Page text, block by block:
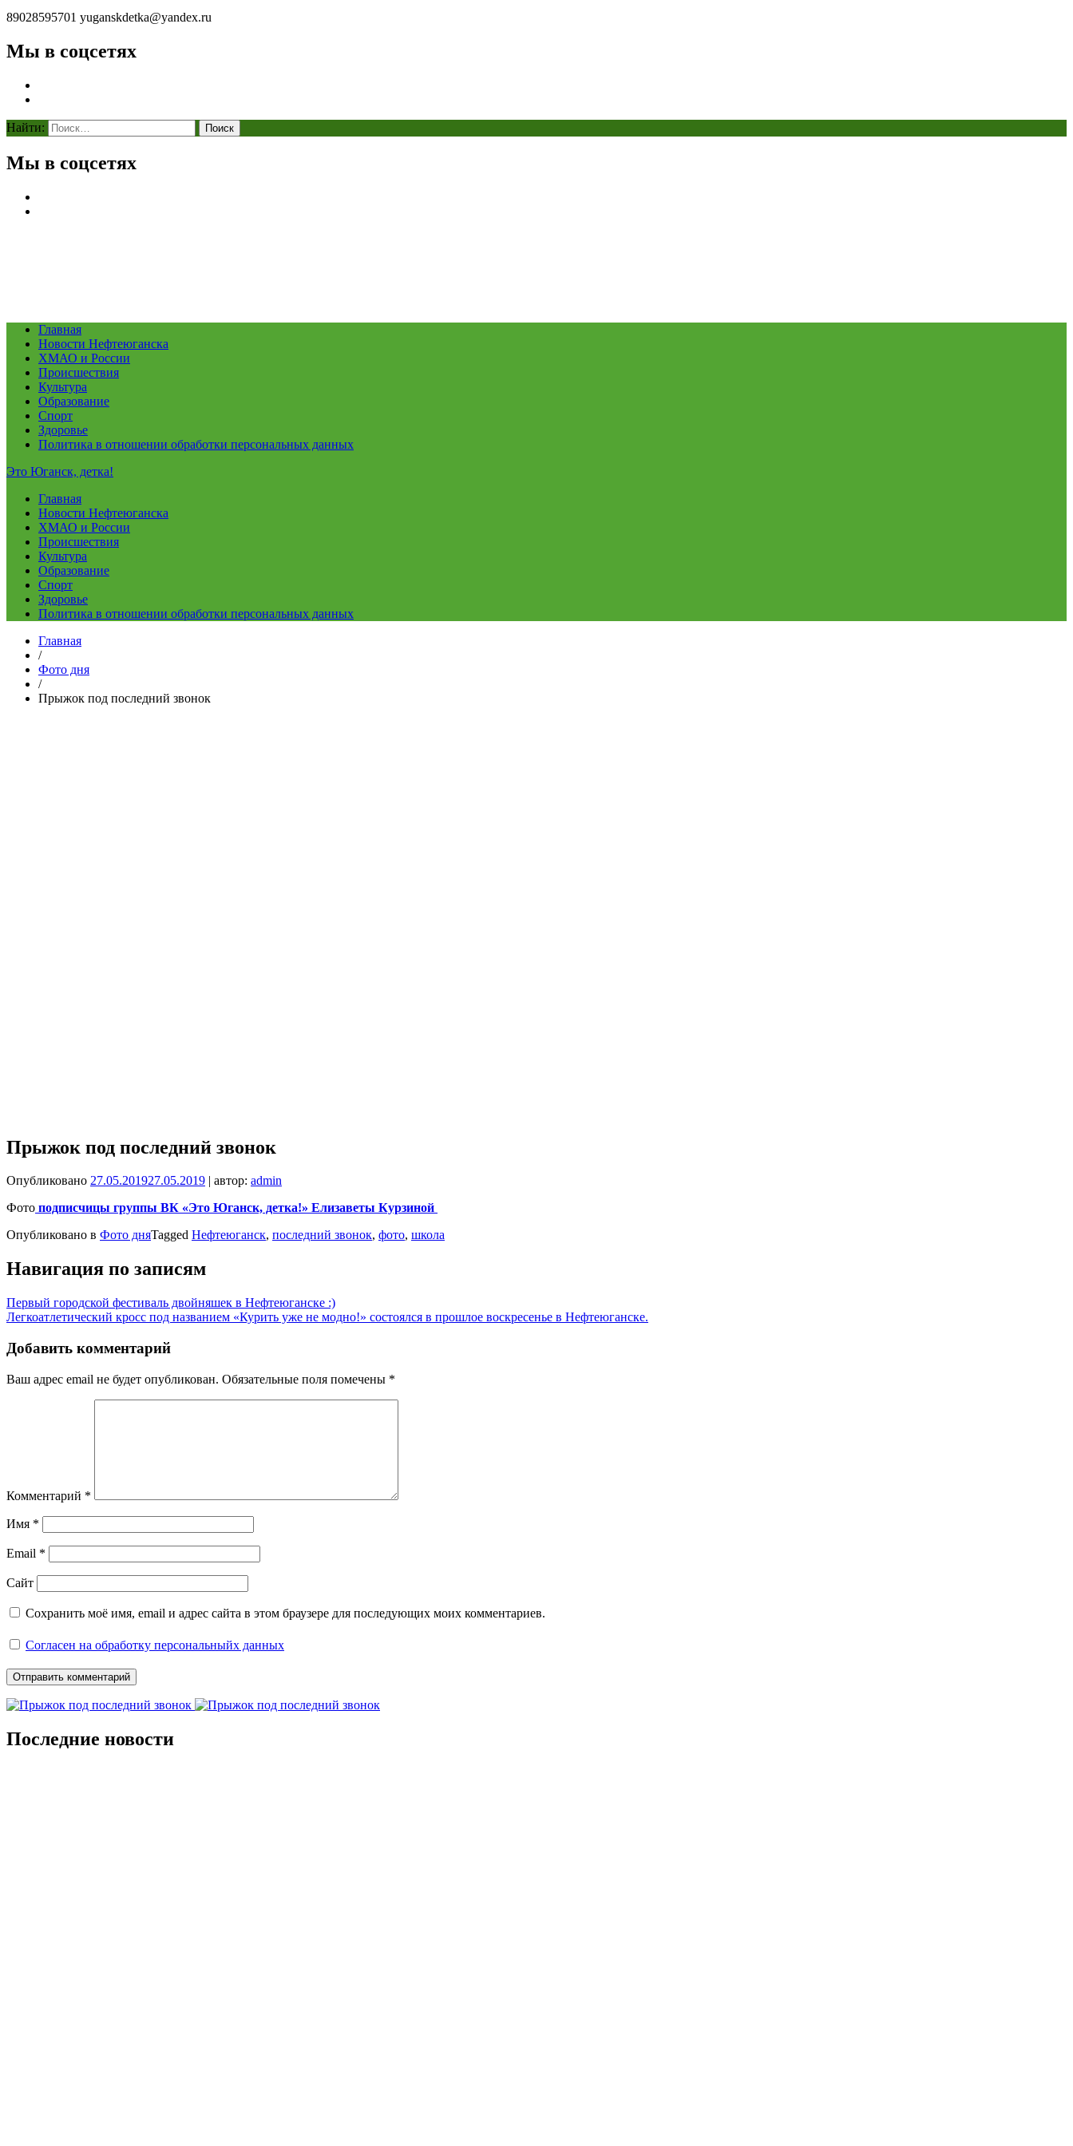
89028595701 yuganskdetka@yandex.ru
Мы в соцсетях
Найти:
Мы в соцсетях
Главная
Новости Нефтеюганска
ХМАО и России
Происшествия
Культура
Образование
Спорт
Здоровье
Политика в отношении обработки персональных данных
Это Юганск, детка!
Главная
Новости Нефтеюганска
ХМАО и России
Происшествия
Культура
Образование
Спорт
Здоровье
Политика в отношении обработки персональных данных
Главная
/
Фото дня
/
Прыжок под последний звонок
Прыжок под последний звонок
Опубликовано 27.05.201927.05.2019 | автор: admin
Фото подписчицы группы ВК «Это Юганск, детка!» Елизаветы Курзиной
Опубликовано в Фото дняTagged Нефтеюганск, последний звонок, фото, школа
Навигация по записям
Первый городской фестиваль двойняшек в Нефтеюганске :)
Легкоатлетический кросс под названием «Курить уже не модно!» состоялся в прошлое воскресенье в Нефтеюганске.
Добавить комментарий
Ваш адрес email не будет опубликован. Обязательные поля помечены *
Комментарий *
Имя *
Email *
Сайт
Сохранить моё имя, email и адрес сайта в этом браузере для последующих моих комментариев.
Согласен на обработку персональныйх данных
Последние новости